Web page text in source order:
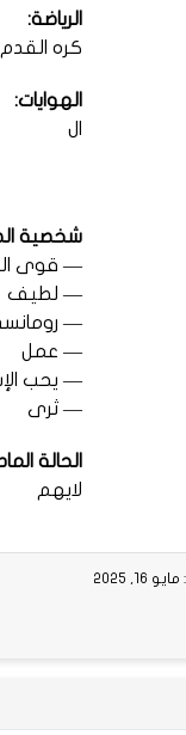
الرياضة:
كره القدم
الهوايات:
ال
شخصية
— قوى
— لطيف
—
— عمل
— يحب
— ثرى
الحالة
لايهم
2025